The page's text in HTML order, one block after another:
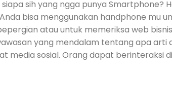
sih yang ngga punya Smartphone?
bisa menggunakan handphone mu
atau untuk memeriksa web
yang mendalam tentang apa arti
media sosial. Orang dapat berinteraksi